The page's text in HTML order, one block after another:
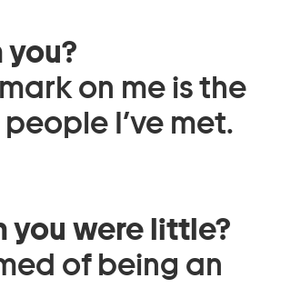
on me is the
I’ve met.
you were little?
of being an